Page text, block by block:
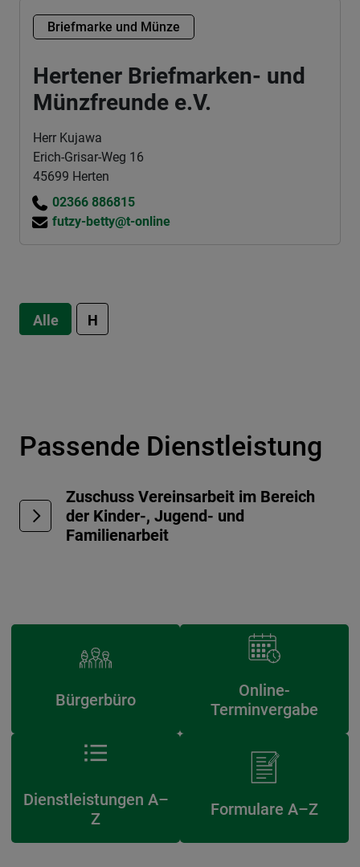
Briefmarke und Münze
Hertener Briefmarken- und
Münzfreunde e.V.
Herr Kujawa
Erich-Grisar-Weg 16
45699 Herten
02366 886815
futzy-betty@t-online
Alle H
Passende Dienstleistung
Zuschuss Vereinsarbeit im Bereich
der Kinder-, Jugend- und
Familienarbeit
Bürgerbüro
Online-
Terminvergabe
Dienstleistungen A–
Z
Formulare A–Z